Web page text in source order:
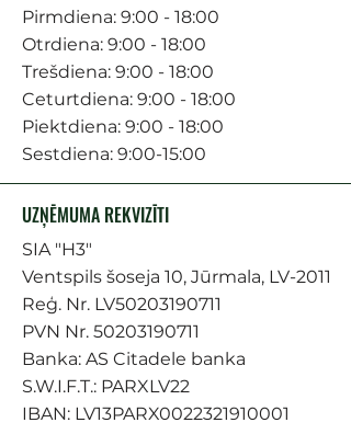
Pirmdiena: 9:00 - 18:00
Otrdiena: 9:00 - 18:00
Trešdiena: 9:00 - 18:00
Ceturtdiena: 9:00 - 18:00
Piektdiena: 9:00 - 18:00
Sestdiena: 9:00-15:00
UZŅĒMUMA REKVIZĪTI
SIA "H3"
Ventspils šoseja 10, Jūrmala, LV-2011
Reģ. Nr. LV50203190711
PVN Nr. 50203190711
Banka: AS Citadele banka
S.W.I.F.T.: PARXLV22
IBAN: LV13PARX0022321910001